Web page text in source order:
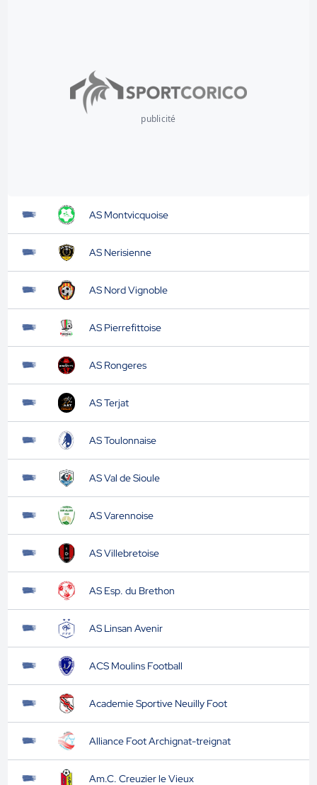
publicité
AS Montvicquoise
AS Nerisienne
AS Nord Vignoble
AS Pierrefittoise
AS Rongeres
AS Terjat
AS Toulonnaise
AS Val de Sioule
AS Varennoise
AS Villebretoise
AS Esp. du Brethon
AS Linsan Avenir
ACS Moulins Football
Academie Sportive Neuilly Foot
Alliance Foot Archignat-treignat
Am.C. Creuzier le Vieux